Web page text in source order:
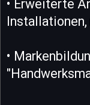
• Erweiterte
•